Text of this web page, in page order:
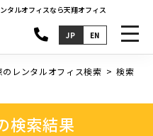
タルオフィスなら天翔オフィス
JP EN
のレンタルオフィス検索
検索
検索結果